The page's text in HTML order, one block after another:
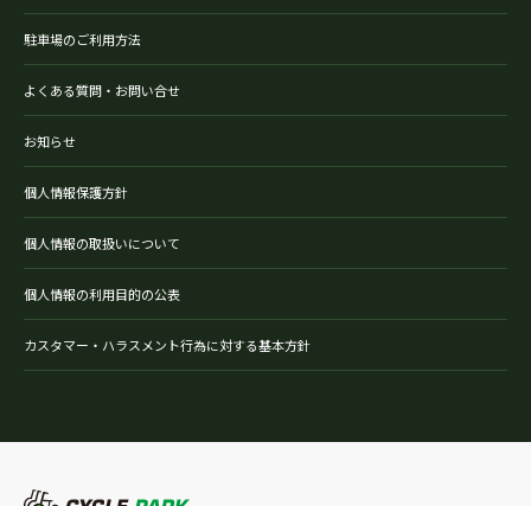
駐車場のご利用方法
よくある質問・お問い合せ
お知らせ
個人情報保護方針
個人情報の取扱いについて
個人情報の利用目的の公表
カスタマー・ハラスメント行為に対する基本方針